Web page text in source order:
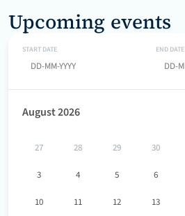
Upcoming events
START DATE END DATE
August 2026
27 28 29 30
3 4 5 6
10 11 12 13